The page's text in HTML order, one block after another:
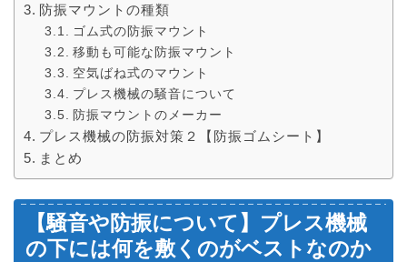
防振マウントの種類
ゴム式の防振マウント
移動も可能な防振マウント
空気ばね式のマウント
プレス機械の騒音について
防振マウントのメーカー
プレス機械の防振対策２【防振ゴムシート】
まとめ
【騒音や防振について】プレス機械
の下には何を敷くのがベストなのか